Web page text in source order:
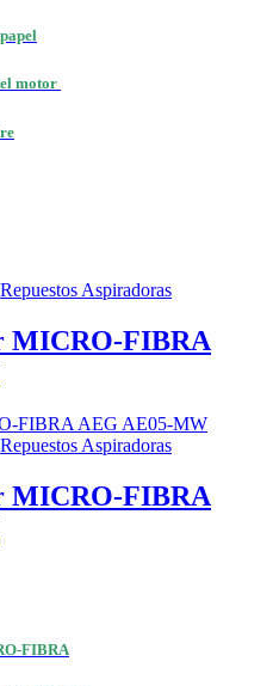
motor
Repuestos Aspiradoras
MICRO-FIBRA
Repuestos Aspiradoras
MICRO-FIBRA
FIBRA